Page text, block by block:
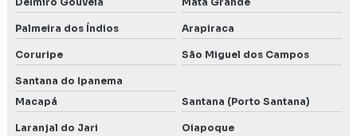
Palmeira dos Índios Arapiraca
Coruripe São Miguel dos Campos
Santana do Ipanema
Macapá
Santana (Porto Santana)
Laranjal do Jari Oiapoque